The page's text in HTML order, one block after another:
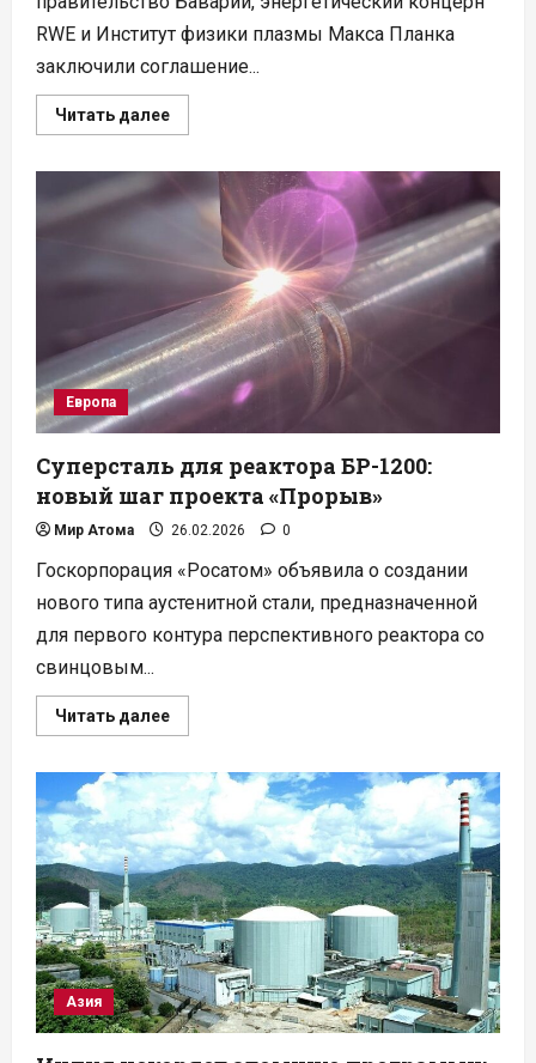
RWE и Институт физики плазмы Макса Планка
заключили соглашение...
Читать далееПрочитать
больше
мире
коммерческий
стелларатор
построят
месте
бывшей
АЭС
Европа
Суперсталь для реактора БР-1200:
новый шаг проекта «Прорыв»
Мир Атома 26.02.2026 0
Госкорпорация «Росатом» объявила о создании
нового типа аустенитной стали, предназначенной
для первого контура перспективного реактора со
свинцовым...
Читать далееПрочитать
больше
для
реактора
БР-1200:
новый
шаг
проекта
«Прорыв»
Азия